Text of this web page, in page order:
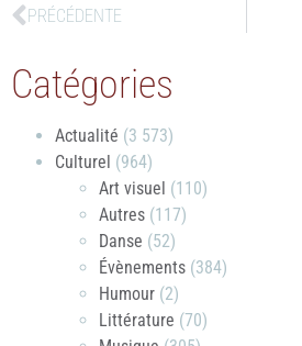
PRÉCÉDENTE
Catégories
Actualité (3 573)
Culturel (964)
Art visuel (110)
Autres (117)
Danse (52)
Évènements (384)
Humour (2)
Littérature (70)